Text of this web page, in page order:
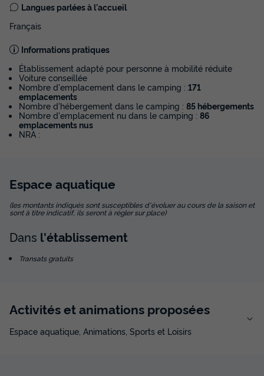
Langues parlées à l'accueil
Français
Informations pratiques
Établissement adapté pour personne à mobilité réduite
Voiture conseillée
Nombre d'emplacement dans le camping : 171
emplacements
Nombre d'hébergement dans le camping : 85 hébergements
Nombre d'emplacement nu dans le camping : 86
emplacements nus
NRA :
Espace aquatique
(les montants indiqués sont susceptibles d'évoluer au cours de la saison et
sont à titre indicatif, ils seront à régler sur place)
Dans l'établissement
Transats gratuits
Activités et animations proposées
Espace aquatique, Animations, Sports et Loisirs